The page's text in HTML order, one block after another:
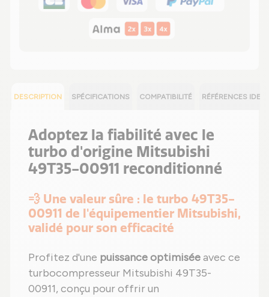
DESCRIPTION SPÉCIFICATIONS COMPATIBILITÉ RÉFÉRENCES
Adoptez la fiabilité avec le
turbo d'origine Mitsubishi
49T35-00911 reconditionné
💨 Une valeur sûre : le turbo 49T35-
00911 de l'équipementier Mitsubishi,
validé pour son efficacité
Profitez d'une puissance optimiséeavec ce
turbocompresseur Mitsubishi 49T35-
00911, conçu pour offrir un